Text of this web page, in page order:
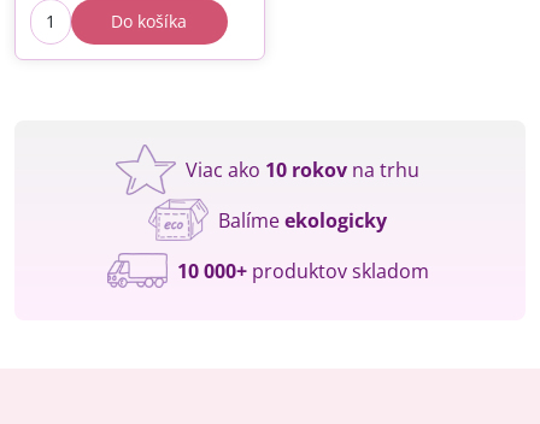
Do košíka
Viac ako 10 rokov na trhu
Balímeekologicky
10 000+produktov skladom